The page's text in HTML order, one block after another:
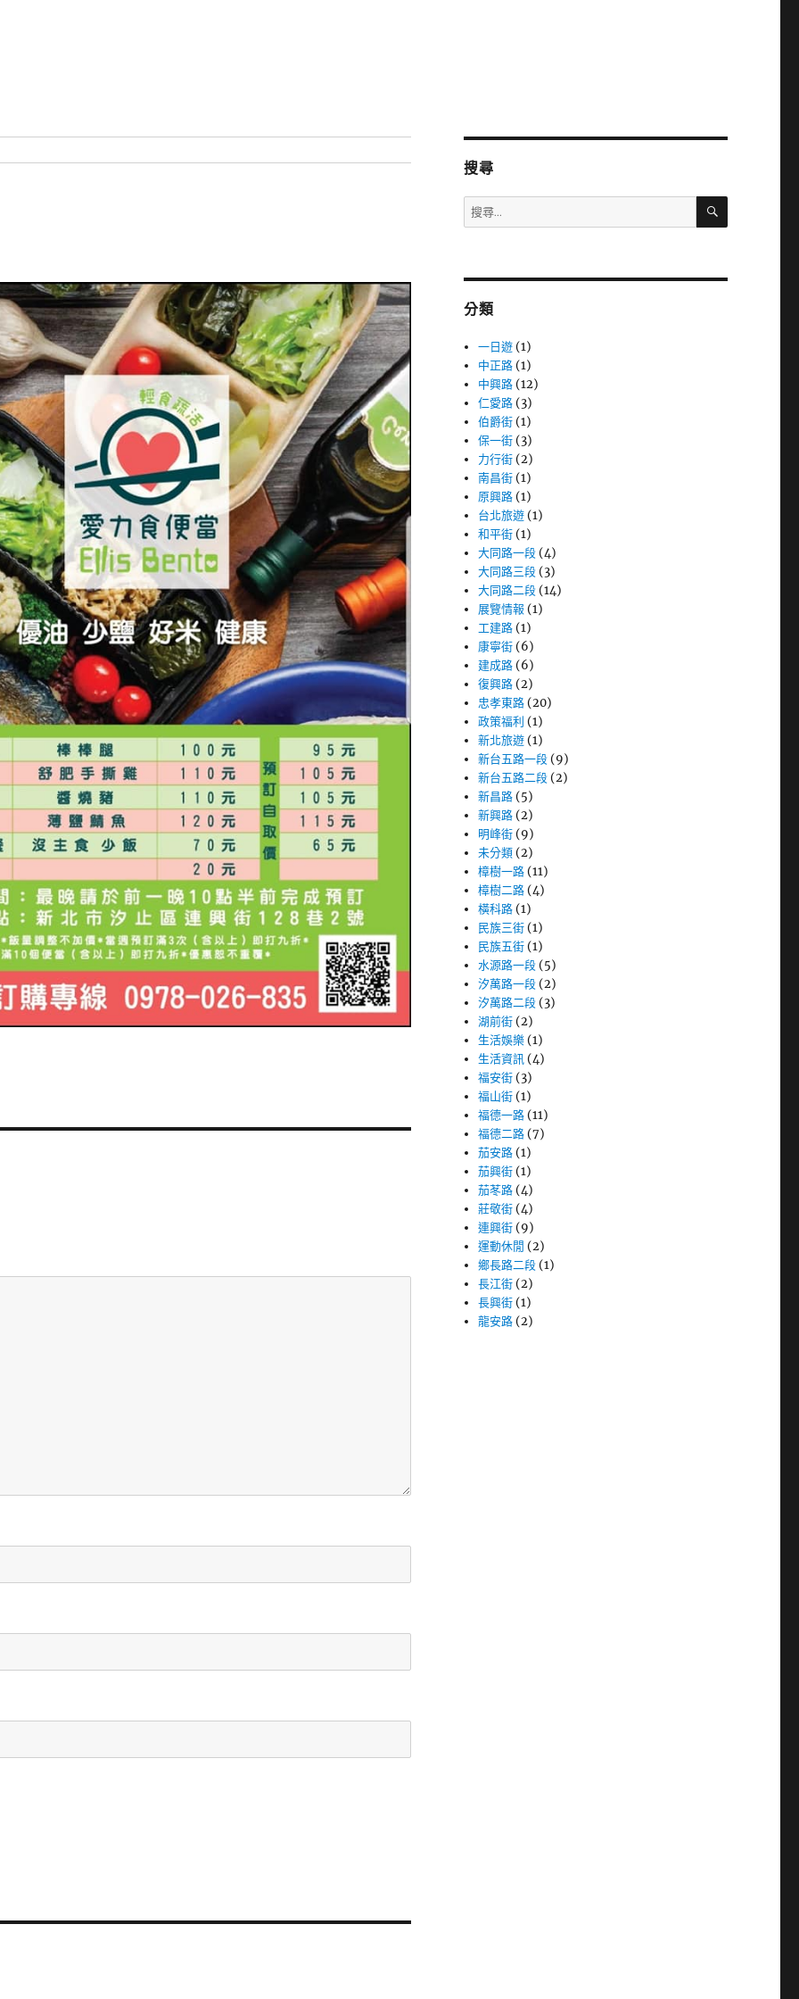
搜尋
搜
尋
字:
搜
分類
一日遊 (1)
中正路 (1)
中興路 (12)
仁愛路 (3)
伯爵街 (1)
保一街 (3)
力行街 (2)
南昌街 (1)
原興路 (1)
台北旅遊 (1)
和平街 (1)
大同路一段 (4)
大同路三段 (3)
大同路二段 (14)
展覽情報 (1)
工建路 (1)
康寧街 (6)
建成路 (6)
復興路 (2)
忠孝東路 (20)
政策福利 (1)
新北旅遊 (1)
新台五路一段 (9)
新台五路二段 (2)
新昌路 (5)
新興路 (2)
明峰街 (9)
未分類 (2)
樟樹一路 (11)
樟樹二路 (4)
橫科路 (1)
民族三街 (1)
民族五街 (1)
水源路一段 (5)
汐萬路一段 (2)
汐萬路二段 (3)
湖前街 (2)
生活娛樂 (1)
生活資訊 (4)
福安街 (3)
福山街 (1)
福德一路 (11)
福德二路 (7)
茄安路 (1)
茄興街 (1)
茄苳路 (4)
莊敬街 (4)
連興街 (9)
運動休閒 (2)
鄉長路二段 (1)
長江街 (2)
長興街 (1)
龍安路 (2)